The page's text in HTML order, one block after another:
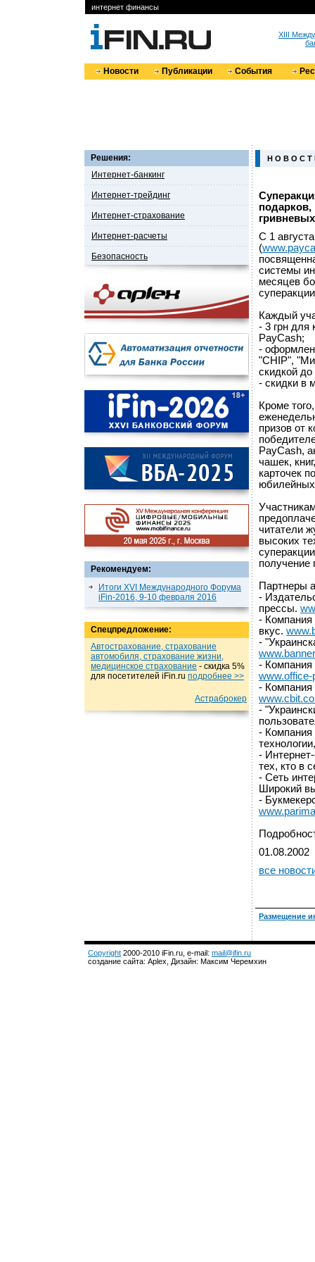
интернет финансы
XIII
Новости Публикации События
Решения:
Интернет-банкинг
Интернет-трейдинг
Интернет-страхование
Интернет-расчеты
Безопасность
Рекомендуем:
Итоги XVI Международного Форума
iFin-2016, 9-10 февраля 2016
Спецпредложение:
Автострахование, страхование
автомобиля, страхование жизни,
медицинское страхование - cкидка 5%
для посетителей iFin.ru подробнеe >>
Астраброкер
Н О В О С Т
С 1
(
системы
месяцев
Каждый
- 3 грн для
PayCash;
-
"CHIP",
скидкой до
- скидки в
Кроме
призов от
PayCash,
чашек,
карточек
юбилейных
читатели
высоких
получение
Партнеры
-
прессы.
-
вкус.
-
-
www.office-
- Компания
-
- Компания
-
тех, кто в
- Сеть
Широкий
-
01.08.2002
все
Размещение
Copyright 2000-2010 iFin.ru, e-mail: mail@ifin.ru
создание сайта: Aplex, Дизайн: Максим Черемхин